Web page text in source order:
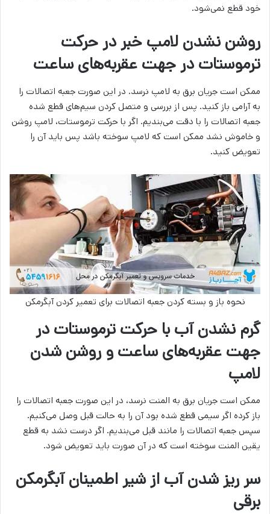
خود قطع نمی‌شود.
روشن نشدن لامپ خبر در حرکت
ترموستات در جهت عقربه‌های ساعت
ممکن است جریان برق به لامپ نرسد. در این صورت جعبه اتصالات را
به آرامی باز کنید. پس از بررسی و متصل کردن سیم‌های قطع شده
جعبه اتصالات را با دقت می‌بندیم. اگر با حرکت ترموستات، لامپ روشن
و خاموش نشد ممکن است که لامپ سوخته باشد پس باید آن را
تعویض کنید.
نحوه باز و بسته کردن جعبه اتصالات برای تعمیر کردن آبگرمکن
گرم نشدن آب با حرکت ترموستات در
جهت عقربه‌های ساعت و روشن شدن
لامپ
ممکن است جریان برق به المنت نرسد، در این صورت جعبه اتصالات را
باز کرده اگر سیمی قطع شده بود آن را به حالت قبل وصل می‌کنیم.
سپس جعبه اتصالات را مانند قبل می‌بندیم. اگر درست نشد به قطع
یقین المنت سوخته است که در آن صورت باید تعویض شود.
سر ریز شدن آب از شیر اطمینان آبگرمکن
برقی